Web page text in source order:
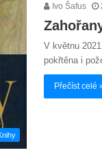
Ivo Šafus
V květnu
pokřtěna i
Přečíst celé